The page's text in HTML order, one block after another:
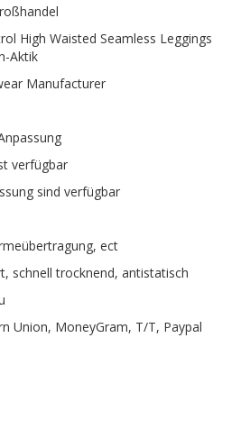
High Waisted Seamless Leggings
Aktik
Manufacturer
verfügbar
sind verfügbar
ect
schnell trocknend, antistatisch
Union, MoneyGram, T/T, Paypal